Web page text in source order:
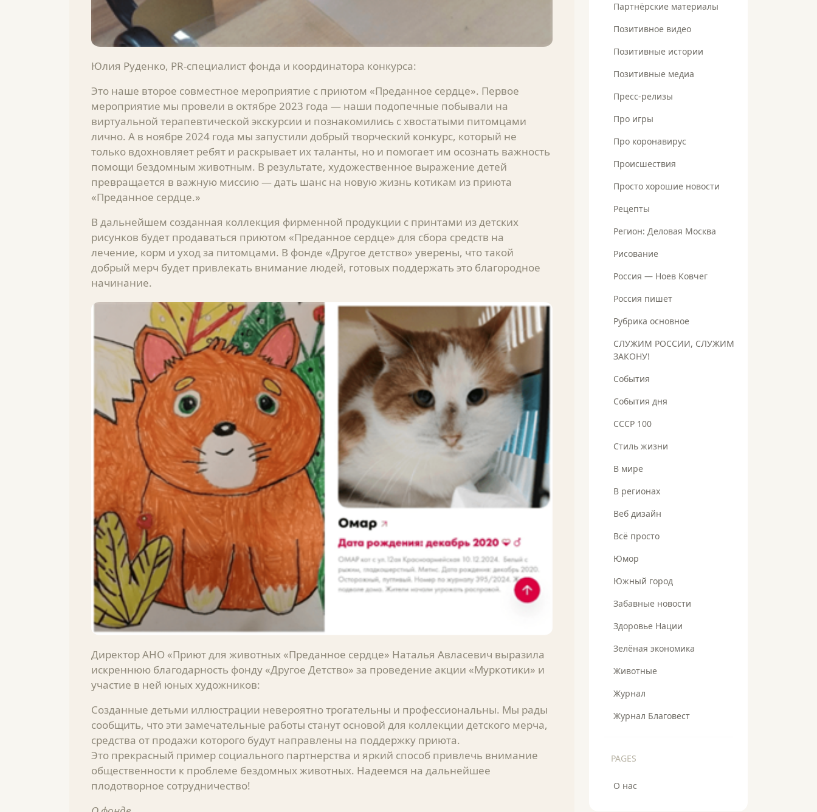
Юлия Руденко, PR-специалист фонда и координатора конкурса:
Это наше второе совместное мероприятие с приютом «Преданное сердце». Первое
мероприятие мы провели в октябре 2023 года — наши подопечные побывали на
виртуальной терапевтической экскурсии и познакомились с хвостатыми питомцами
лично. А в ноябре 2024 года мы запустили добрый творческий конкурс, который не
только вдохновляет ребят и раскрывает их таланты, но и помогает им осознать важность
помощи бездомным животным. В результате, художественное выражение детей
превращается в важную миссию — дать шанс на новую жизнь котикам из приюта
«Преданное сердце.»
В дальнейшем созданная коллекция фирменной продукции с принтами из детских
рисунков будет продаваться приютом «Преданное сердце» для сбора средств на
лечение, корм и уход за питомцами. В фонде «Другое детство» уверены, что такой
добрый мерч будет привлекать внимание людей, готовых поддержать это благородное
начинание.
Директор АНО «Приют для животных «Преданное сердце» Наталья Авласевич выразила
искреннюю благодарность фонду «Другое Детство» за проведение акции «Муркотики» и
участие в ней юных художников:
Созданные детьми иллюстрации невероятно трогательны и профессиональны. Мы рады
сообщить, что эти замечательные работы станут основой для коллекции детского мерча,
средства от продажи которого будут направлены на поддержку приюта.
Это прекрасный пример социального партнерства и яркий способ привлечь внимание
общественности к проблеме бездомных животных. Надеемся на дальнейшее
плодотворное сотрудничество!
Партнёрские материалы
Позитивное видео
Позитивные истории
Позитивные медиа
Пресс-релизы
Про игры
Про коронавирус
Происшествия
Просто хорошие новости
Рецепты
Регион: Деловая Москва
Рисование
Россия — Ноев Ковчег
Россия пишет
Рубрика основное
СЛУЖИМ РОССИИ, СЛУЖИМ
ЗАКОНУ!
События
События дня
СССР 100
Стиль жизни
В мире
В регионах
Веб дизайн
Всё просто
Юмор
Южный город
Забавные новости
Здоровье Нации
Зелёная экономика
Животные
Журнал
Журнал Благовест
PAGES
О нас